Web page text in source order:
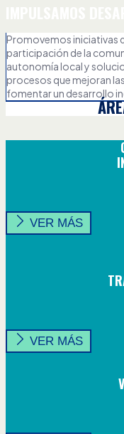
Promovemos iniciativas
participación de la
autonomía local y
procesos que mejoran
fomentar un desarrollo
VER MÁS
VER MÁS